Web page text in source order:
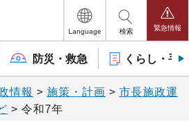
Language
検索 緊急情報
防災・救急 くらし・手
情報 > 施策・計画 > 市長施政運
> 令和7年